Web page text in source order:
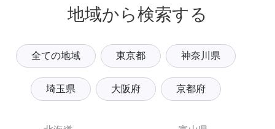
地域から検索する
全ての地域 東京都 神奈川県
埼玉県 大阪府 京都府